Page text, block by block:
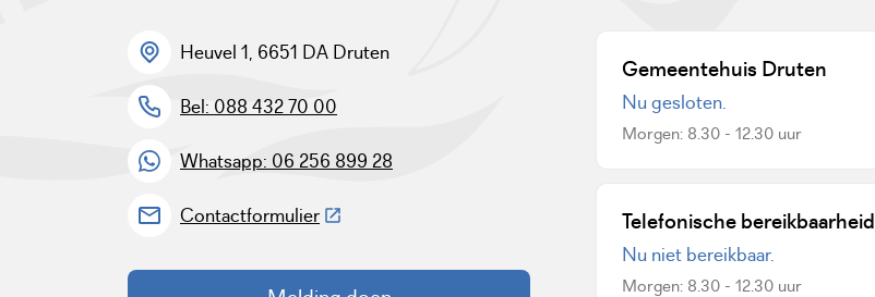
Heuvel 1, 6651 DA Druten
Bel: 088 432 70 00
Whatsapp: 06 256 899 28
Contactformulier(Deze link gaat naar een externe website)
Gemeentehuis Druten
Nu gesloten.
Morgen: 8.30 - 12.30 uur
Telefonische bereikbaarheid
Nu niet bereikbaar.
Morgen: 8.30 - 12.30 uur